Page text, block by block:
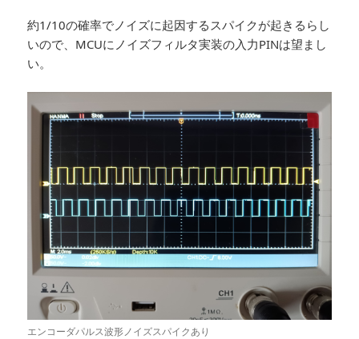
約1/10の確率でノイズに起因するスパイクが起きるらし
いので、MCUにノイズフィルタ実装の入力PINは望まし
い。
エンコーダパルス波形ノイズスパイクあり